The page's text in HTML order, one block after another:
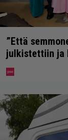
”Että
julkistettiin ja